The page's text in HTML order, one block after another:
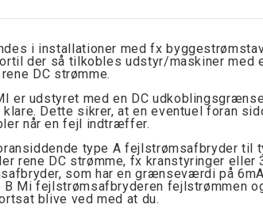
i installationer med fx
der så tilkobles udstyr/maskiner med
DC strømme.
er udstyret med en DC
Dette sikrer, at en eventuel foran
når en fejl indtræffer.
type A fejlstrømsafbryder til
rene DC strømme, fx kranstyringer
som har en grænseværdi på
Mi fejlstrømsafbryderen fejlstrømmen
blive ved med at du.